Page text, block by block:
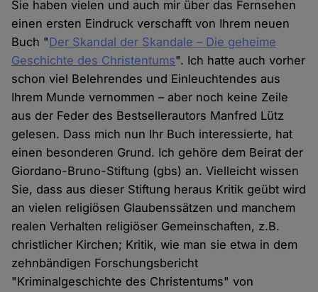
Sie haben vielen und auch mir über das Fernsehen
einen ersten Eindruck verschafft von Ihrem neuen
Buch "Der Skandal der Skandale – Die geheime
Geschichte des Christentums". Ich hatte auch vorher
schon viel Belehrendes und Einleuchtendes aus
Ihrem Munde vernommen – aber noch keine Zeile
aus der Feder des Bestsellerautors Manfred Lütz
gelesen. Dass mich nun Ihr Buch interessierte, hat
einen besonderen Grund. Ich gehöre dem Beirat der
Giordano-Bruno-Stiftung (gbs) an. Vielleicht wissen
Sie, dass aus dieser Stiftung heraus Kritik geübt wird
an vielen religiösen Glaubenssätzen und manchem
realen Verhalten religiöser Gemeinschaften, z.B.
christlicher Kirchen; Kritik, wie man sie etwa in dem
zehnbändigen Forschungsbericht
"Kriminalgeschichte des Christentums" von